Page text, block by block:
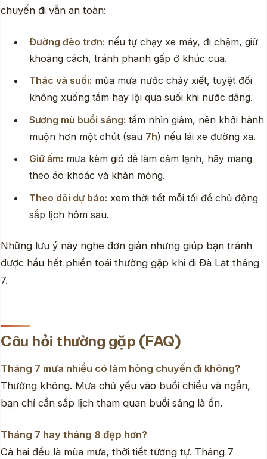
chuyến đi vẫn an toàn:
Đường đèo trơn: nếu tự chạy xe máy, đi chậm, giữ
khoảng cách, tránh phanh gấp ở khúc cua.
Thác và suối: mùa mưa nước chảy xiết, tuyệt đối
không xuống tắm hay lội qua suối khi nước dâng.
Sương mù buổi sáng: tầm nhìn giảm, nên khởi hành
muộn hơn một chút (sau 7h) nếu lái xe đường xa.
Giữ ấm: mưa kèm gió dễ làm cảm lạnh, hãy mang
theo áo khoác và khăn mỏng.
Theo dõi dự báo: xem thời tiết mỗi tối để chủ động
sắp lịch hôm sau.
Những lưu ý này nghe đơn giản nhưng giúp bạn tránh
được hầu hết phiền toái thường gặp khi đi Đà Lạt tháng
7.
Câu hỏi thường gặp (FAQ)
Tháng 7 mưa nhiều có làm hỏng chuyến đi không?
Thường không. Mưa chủ yếu vào buổi chiều và ngắn,
bạn chỉ cần sắp lịch tham quan buổi sáng là ổn.
Tháng 7 hay tháng 8 đẹp hơn?
Cả hai đều là mùa mưa, thời tiết tương tự. Tháng 7